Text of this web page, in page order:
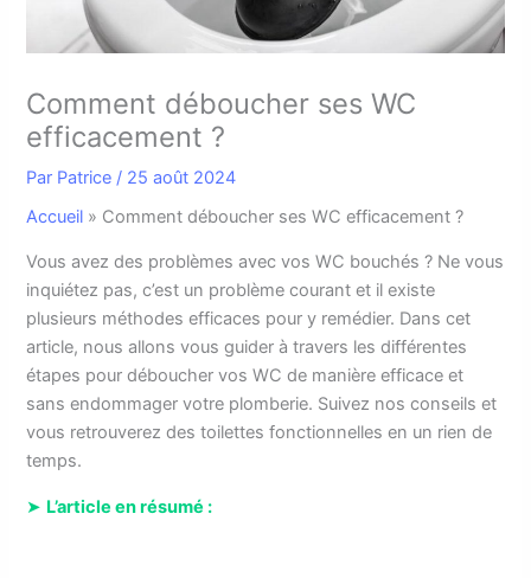
Comment déboucher ses WC
efficacement ?
Par Patrice / 25 août 2024
Accueil » Comment déboucher ses WC efficacement ?
Vous avez des problèmes avec vos WC bouchés ? Ne vous
inquiétez pas, c’est un problème courant et il existe
plusieurs méthodes efficaces pour y remédier. Dans cet
article, nous allons vous guider à travers les différentes
étapes pour déboucher vos WC de manière efficace et
sans endommager votre plomberie. Suivez nos conseils et
vous retrouverez des toilettes fonctionnelles en un rien de
temps.
➤ L’article en résumé :